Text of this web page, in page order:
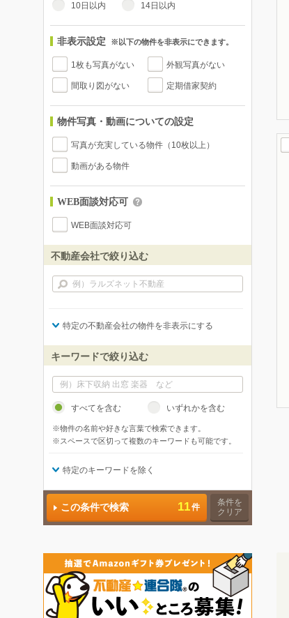
10日以内 14日以内
非表示設定 ※以下の物件を非表示にできます。
1枚も写真がない 外観写真がない
間取り図がない 定期借家契約
物件写真・動画についての設定
写真が充実している物件（10枚以上）
動画がある物件
WEB面談対応可
WEB面談対応可
不動産会社で絞り込む
特定の不動産会社の物件を非表示にする
キーワードで絞り込む
すべてを含む いずれかを含む
※物件の名前や好きな言葉で検索できます。
※スペースで区切って複数のキーワードも可能です。
特定のキーワードを除く
この条件で検索 件
11
条件を
クリア